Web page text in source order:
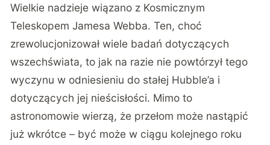
Wielkie nadzieje wiązano z Kosmicznym
Teleskopem Jamesa Webba. Ten, choć
zrewolucjonizował wiele badań dotyczących
wszechświata, to jak na razie nie powtórzył tego
wyczynu w odniesieniu do stałej Hubble’a i
dotyczących jej nieścisłości. Mimo to
astronomowie wierzą, że przełom może nastąpić
już wkrótce – być może w ciągu kolejnego roku